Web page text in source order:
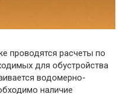
проводятся расчеты по
для обустройства
водомерно-
наличие